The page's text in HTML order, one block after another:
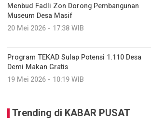
Menbud Fadli Zon Dorong Pembangunan
Museum Desa Masif
20 Mei 2026 - 17:38 WIB
Program TEKAD Sulap Potensi 1.110 Desa
Demi Makan Gratis
19 Mei 2026 - 10:19 WIB
Trending di KABAR PUSAT